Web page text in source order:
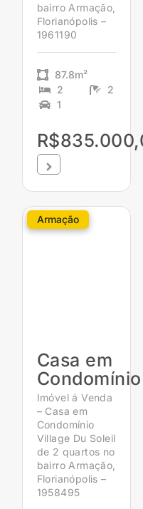
bairro Armação,
Florianópolis –
1961190
87.8m²
2
2
1
Armação
Casa em
Condomínio
Imóvel á Venda
– Casa em
Condomínio
Village Du Soleil
de 2 quartos no
bairro Armação,
Florianópolis –
1958495